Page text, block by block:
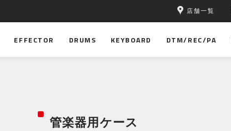
店舗一覧
EFFECTOR DRUMS KEYBOARD DTM/REC/PA
管楽器用ケース